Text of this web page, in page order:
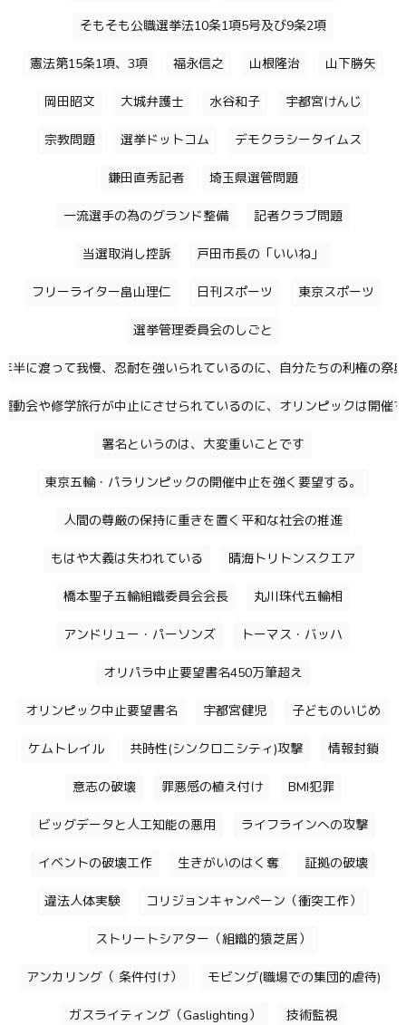
そもそも公職選挙法10条1項5号及び9条2項
憲法第15条1項、3項 福永信之 山根隆治 山下勝矢
岡田昭文 大城弁護士 水谷和子 宇都宮けんじ
宗教問題 選挙ドットコム デモクラシータイムス
鎌田直秀記者 埼玉県選管問題
一流選手の為のグランド整備 記者クラブ問題
当選取消し控訴 戸田市長の「いいね」
フリーライター畠山理仁 日刊スポーツ 東京スポーツ
選挙管理委員会のしごと
半に渡って我慢、忍耐を強いられているのに、自分たちの利権の祭
動会や修学旅行が中止にさせられているのに、オリンピックは開催
署名というのは、大変重いことです
東京五輪・パラリンピックの開催中止を強く要望する。
人間の尊厳の保持に重きを置く平和な社会の推進
もはや大義は失われている 晴海トリトンスクエア
橋本聖子五輪組織委員会会長 丸川珠代五輪相
アンドリュー・パーソンズ トーマス・バッハ
オリパラ中止要望書名450万筆超え
オリンピック中止要望書名 宇都宮健児 子どものいじめ
ケムトレイル 共時性(シンクロニシティ)攻撃 情報封鎖
意志の破壊 罪悪感の植え付け BMI犯罪
ビッグデータと人工知能の悪用 ライフラインへの攻撃
イベントの破壊工作 生きがいのはく奪 証拠の破壊
違法人体実験 コリジョンキャンペーン（衝突工作）
ストリートシアター（組織的猿芝居）
アンカリング（ 条件付け） モビング(職場での集団的虐待)
ガスライティング（Gaslighting） 技術監視